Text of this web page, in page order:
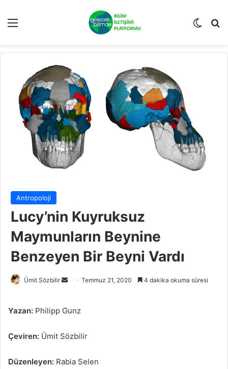
Menü Dış
Antropoloji
Lucy’nin Kuyruksuz
Maymunların Beynine
Benzeyen Bir Beyni Vardı
Ümit Sözbilir
Bir
Temmuz 21, 2020 4 dakika okuma süresi
Yazan: Philipp Gunz
Çeviren: Ümit Sözbilir
Düzenleyen: Rabia Selen